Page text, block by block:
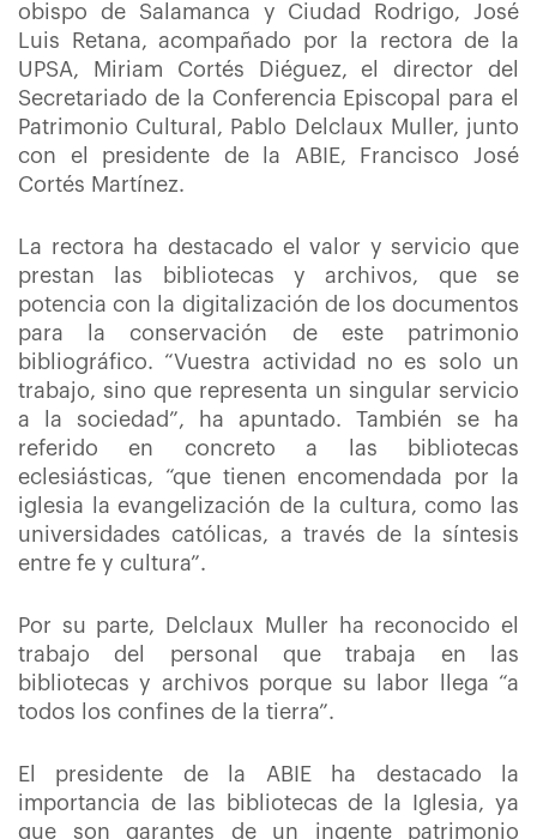
obispo de Salamanca y Ciudad Rodrigo, José
Luis Retana, acompañado por la rectora de la
UPSA, Miriam Cortés Diéguez, el director del
Secretariado de la Conferencia Episcopal para el
Patrimonio Cultural, Pablo Delclaux Muller, junto
con el presidente de la ABIE, Francisco José
Cortés Martínez.
La rectora ha destacado el valor y servicio que
prestan las bibliotecas y archivos, que se
potencia con la digitalización de los documentos
para la conservación de este patrimonio
bibliográfico. “Vuestra actividad no es solo un
trabajo, sino que representa un singular servicio
a la sociedad”, ha apuntado. También se ha
referido en concreto a las bibliotecas
eclesiásticas, “que tienen encomendada por la
iglesia la evangelización de la cultura, como las
universidades católicas, a través de la síntesis
entre fe y cultura”.
Por su parte, Delclaux Muller ha reconocido el
trabajo del personal que trabaja en las
bibliotecas y archivos porque su labor llega “a
todos los confines de la tierra”.
El presidente de la ABIE ha destacado la
importancia de las bibliotecas de la Iglesia, ya
que son garantes de un ingente patrimonio